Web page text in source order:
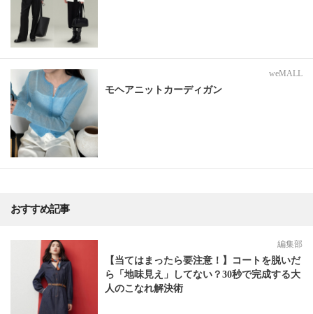
weMALL
モヘアニットカーディガン
おすすめ記事
編集部
【当てはまったら要注意！】コートを脱いだ
ら「地味見え」してない？30秒で完成する大
人のこなれ解決術